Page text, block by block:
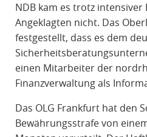
NDB kam es trotz intensiver
Angeklagten nicht. Das
festgestellt, dass es dem
einen Mitarbeiter der
Finanzverwaltung als
Das OLG Frankfurt hat den
Bewährungsstrafe von